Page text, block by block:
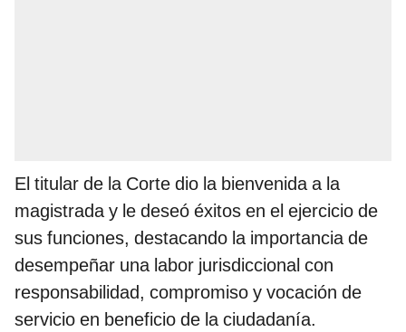
El titular de la Corte dio la bienvenida a la
magistrada y le deseó éxitos en el ejercicio de
sus funciones, destacando la importancia de
desempeñar una labor jurisdiccional con
responsabilidad, compromiso y vocación de
servicio en beneficio de la ciudadanía.